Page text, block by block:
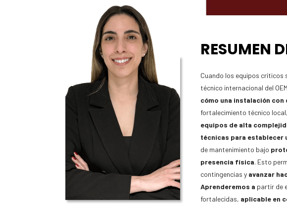
RESUMEN
Cuando los equipos críticos
técnico internacional del
cómo una instalación
fortalecimiento técnico local,
equipos de alta
técnicas para establecer
de mantenimiento bajo
presencia física. Esto
contingencias y avanzar
Aprenderemos a partir de
fortalecidas, aplicable en